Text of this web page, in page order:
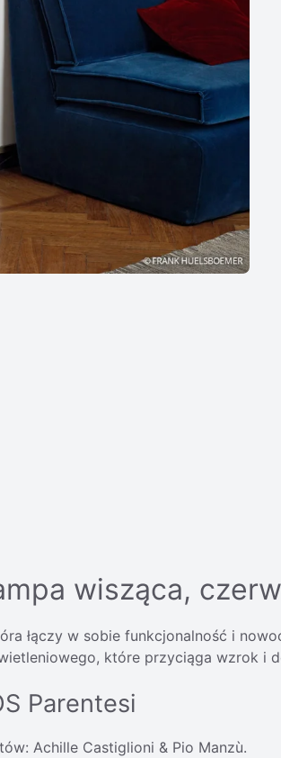
wisząca,
łączy w sobie funkcjonalność i
które przyciąga wzrok i
Parentesi
Achille Castiglioni & Pio Manzù.